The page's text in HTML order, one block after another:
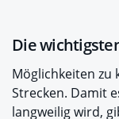
Die
Möglichkeiten zu
Strecken. Damit
langweilig wird,